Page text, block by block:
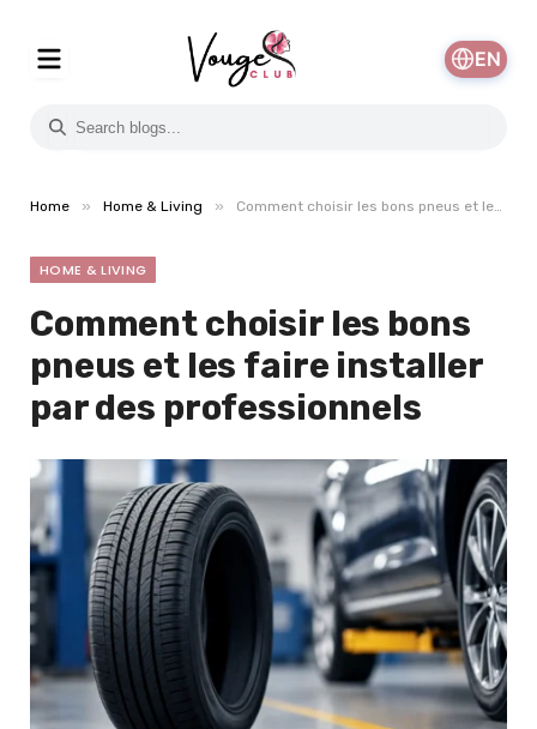
EN
Home » Home & Living » Comment choisir les bons pneus et les faire installer par des professionnels
HOME & LIVING
Comment choisir les bons
pneus et les faire installer
par des professionnels